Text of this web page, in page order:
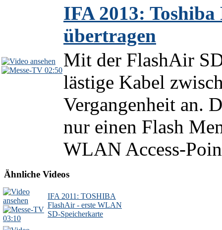
02:50
IFA 2013:
übertragen
Mit der FlashAir
lästige Kabel
Vergangenheit an.
nur einen Flash
WLAN Access-
Ähnliche Videos
03:10
IFA 2011: TOSHIBA
FlashAir - erste WLAN
SD-Speicherkarte